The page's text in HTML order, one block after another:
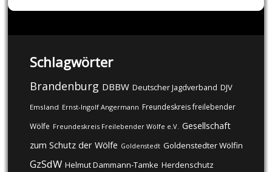
Schlagwörter
Brandenburg DBBW Deutscher Jagdverband DJV
Emsland Ernst-Ingolf Angermann Freundeskreis freilebender
Wölfe Freundeskreis Freilebender Wölfe e.V. Gesellschaft
zum Schutz der Wölfe Goldenstedt Goldenstedter Wölfin
GzSdW Helmut Dammann-Tamke Herdenschutz